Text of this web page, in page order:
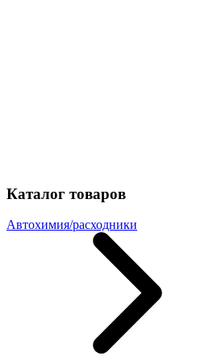
Каталог товаров
Автохимия/расходники